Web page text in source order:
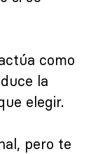
como
la
elegir.
pero te